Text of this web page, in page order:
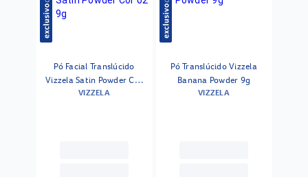
Pó Facial Translúcido
Vizzela Satin Powder Cor
02 9g
VIZZELA
Pó Translúcido Vizzela
Banana Powder 9g
VIZZELA